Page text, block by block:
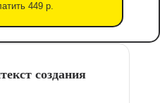
449 р.
создания